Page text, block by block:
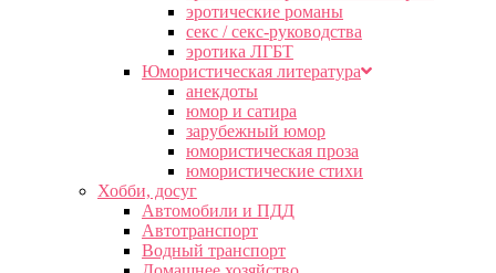
эротические романы
секс / секс-руководства
эротика ЛГБТ
Юмористическая литература
анекдоты
юмор и сатира
зарубежный юмор
юмористическая проза
юмористические стихи
Хобби, досуг
Автомобили и ПДД
Автотранспорт
Водный транспорт